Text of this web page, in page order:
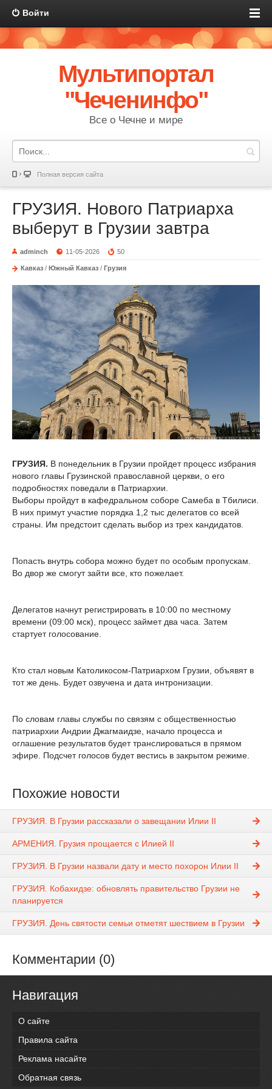
Войти
Мультипортал
"Чеченинфо"
Все о Чечне и мире
Полная версия сайта
ГРУЗИЯ. Нового Патриарха
выберут в Грузии завтра
adminch 11-05-2026 50
Кавказ / Южный Кавказ / Грузия
ГРУЗИЯ. В понедельник в Грузии пройдет процесс избрания
нового главы Грузинской православной церкви, о его
подробностях поведали в Патриархии.
Выборы пройдут в кафедральном соборе Самеба в Тбилиси.
В них примут участие порядка 1,2 тыс делегатов со всей
страны. Им предстоит сделать выбор из трех кандидатов.
Попасть внутрь собора можно будет по особым пропускам.
Во двор же смогут зайти все, кто пожелает.
Делегатов начнут регистрировать в 10:00 по местному
времени (09:00 мск), процесс займет два часа. Затем
стартует голосование.
Кто стал новым Католикосом-Патриархом Грузии, объявят в
тот же день. Будет озвучена и дата интронизации.
По словам главы службы по связям с общественностью
патриархии Андрии Джагмаидзе, начало процесса и
оглашение результатов будет транслироваться в прямом
эфире. Подсчет голосов будет вестись в закрытом режиме.
Похожие новости
ГРУЗИЯ. В Грузии рассказали о завещании Илии II
АРМЕНИЯ. Грузия прощается с Илией II
ГРУЗИЯ. В Грузии назвали дату и место похорон Илии II
ГРУЗИЯ. Кобахидзе: обновлять правительство Грузии не
планируется
ГРУЗИЯ. День святости семьи отметят шествием в Грузии
Комментарии (0)
Навигация
О сайте
Правила сайта
Реклама насайте
Обратная связь